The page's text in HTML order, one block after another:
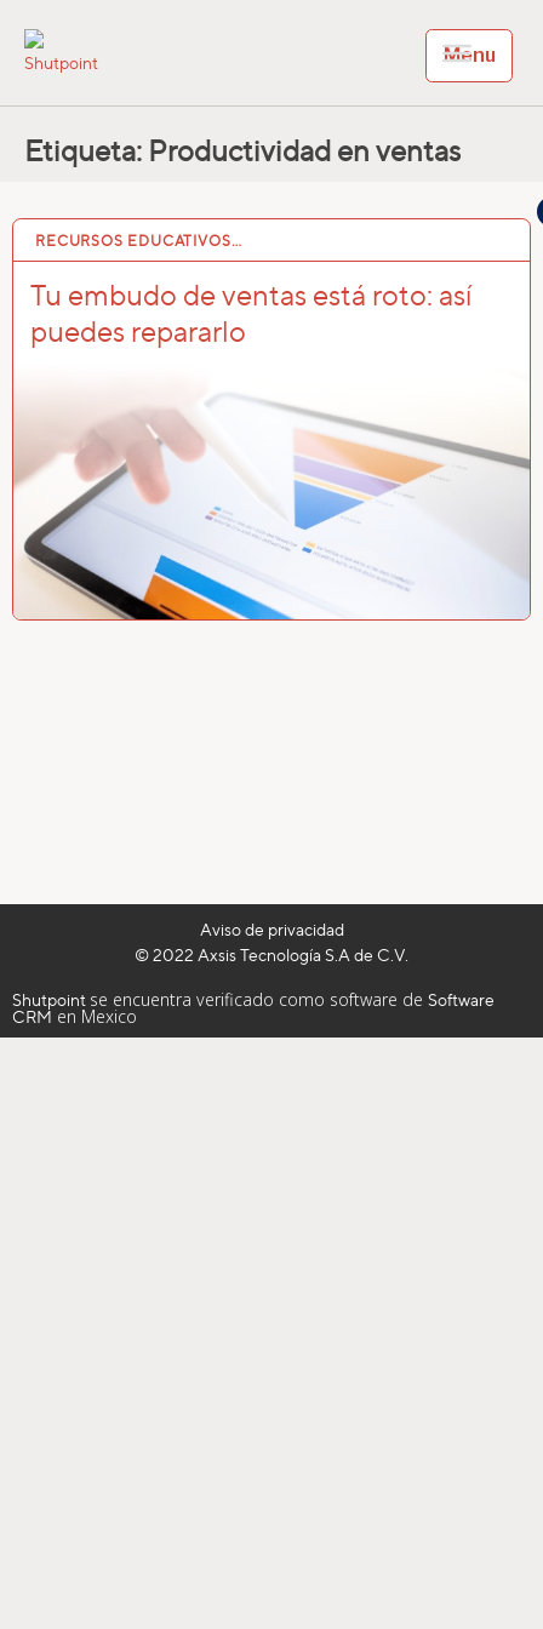
Menu
Etiqueta: Productividad en ventas
RECURSOS EDUCATIVOS…
Tu embudo de ventas está roto: así
puedes repararlo
25 ABR 2025
Aviso de privacidad
© 2022 Axsis Tecnología S.A de C.V.
Shutpoint se encuentra verificado como software de Software
CRM en Mexico